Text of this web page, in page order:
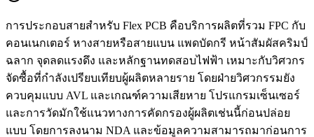
การประกอบสายสำหรับ Flex PCB คือบริการผลิตที่รวม FPC กับ
คอนเนกเตอร์ หางสายหรือสายแบน แพดบัดกรี หน้าสัมผัสคริมป์
ฉลาก จุดลดแรงดึง และหลักฐานทดสอบไฟฟ้า เหมาะกับวิศวกร
จัดซื้อที่กำลังเปรียบเทียบผู้ผลิตหลายราย โดยฝ่ายวิศวกรรมยัง
ควบคุมแบบ AVL และเกณฑ์ความเสียหาย โปรแกรมเซ็นเซอร์
และการวัดมักใช้แนวทางการคัดกรองผู้ผลิตเช่นนี้ก่อนปล่อย
แบบ โดยการลงนาม NDA และข้อมูลความสามารถมาก่อนการ